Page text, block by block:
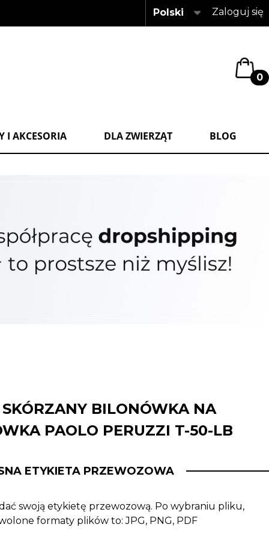
Zaloguj się
Polski
0
I AKCESORIA DLA ZWIERZĄT BLOG
BILONÓWKA NA
PAOLO PERUZZI T-50-LB
ETYKIETA PRZEWOZOWA
swoją etykietę przewozową. Po wybraniu pliku,
formaty plików to: JPG, PNG, PDF